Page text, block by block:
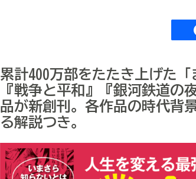
累計400万部をたたき上げた
『戦争と平和』『銀河鉄道の
品が新創刊。各作品の時代背
る解説つき。